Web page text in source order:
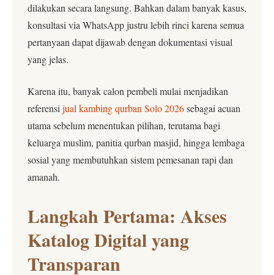
dilakukan secara langsung. Bahkan dalam banyak kasus,
konsultasi via WhatsApp justru lebih rinci karena semua
pertanyaan dapat dijawab dengan dokumentasi visual
yang jelas.
Karena itu, banyak calon pembeli mulai menjadikan
referensi jual kambing qurban Solo 2026sebagai acuan
utama sebelum menentukan pilihan, terutama bagi
keluarga muslim, panitia qurban masjid, hingga lembaga
sosial yang membutuhkan sistem pemesanan rapi dan
amanah.
Langkah Pertama: Akses
Katalog Digital yang
Transparan